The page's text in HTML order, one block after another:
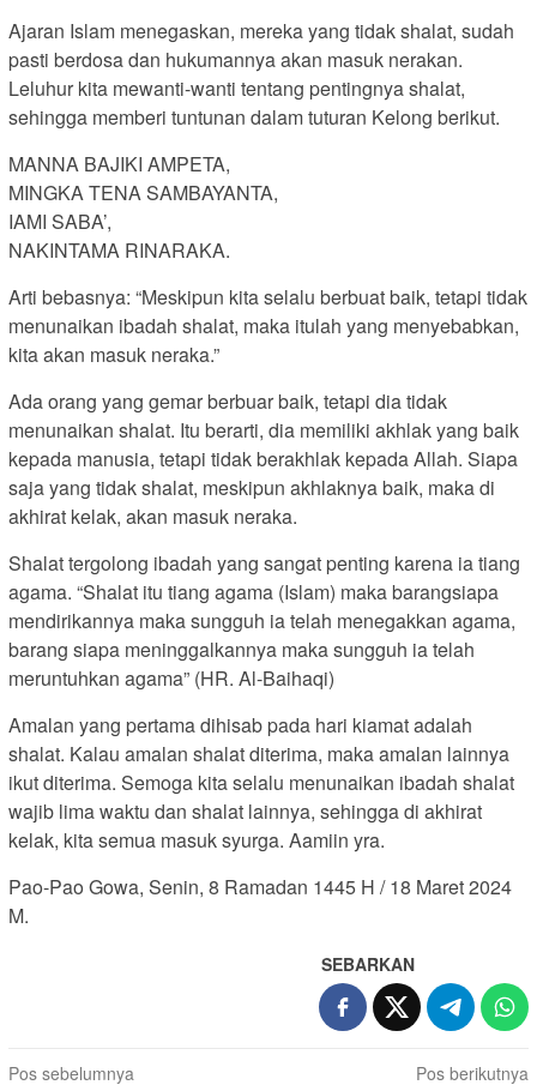
Ajaran Islam menegaskan, mereka yang tidak shalat, sudah
pasti berdosa dan hukumannya akan masuk nerakan.
Leluhur kita mewanti-wanti tentang pentingnya shalat,
sehingga memberi tuntunan dalam tuturan Kelong berikut.
MANNA BAJIKI AMPETA,
MINGKA TENA SAMBAYANTA,
IAMI SABA’,
NAKINTAMA RINARAKA.
Arti bebasnya: “Meskipun kita selalu berbuat baik, tetapi tidak
menunaikan ibadah shalat, maka itulah yang menyebabkan,
kita akan masuk neraka.”
Ada orang yang gemar berbuar baik, tetapi dia tidak
menunaikan shalat. Itu berarti, dia memiliki akhlak yang baik
kepada manusia, tetapi tidak berakhlak kepada Allah. Siapa
saja yang tidak shalat, meskipun akhlaknya baik, maka di
akhirat kelak, akan masuk neraka.
Shalat tergolong ibadah yang sangat penting karena ia tiang
agama. “Shalat itu tiang agama (Islam) maka barangsiapa
mendirikannya maka sungguh ia telah menegakkan agama,
barang siapa meninggalkannya maka sungguh ia telah
meruntuhkan agama” (HR. Al-Baihaqi)
Amalan yang pertama dihisab pada hari kiamat adalah
shalat. Kalau amalan shalat diterima, maka amalan lainnya
ikut diterima. Semoga kita selalu menunaikan ibadah shalat
wajib lima waktu dan shalat lainnya, sehingga di akhirat
kelak, kita semua masuk syurga. Aamiin yra.
Pao-Pao Gowa, Senin, 8 Ramadan 1445 H / 18 Maret 2024
M.
SEBARKAN
Navigasi
Pos sebelumnya
Pos berikutnya